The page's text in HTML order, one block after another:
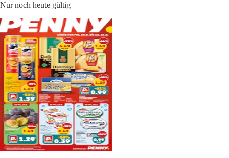
Nur noch heute gültig